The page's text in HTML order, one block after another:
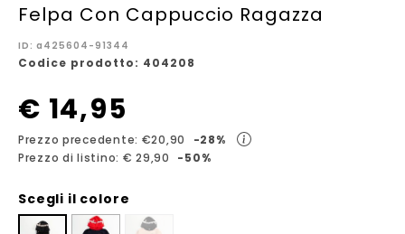
Felpa Con Cappuccio Ragazza
ID: a425604-91344
Codice prodotto: 404208
€ 14,95
Prezzo precedente: €20,90
-28%
Prezzo di listino: € 29,90
-50%
Scegli il colore